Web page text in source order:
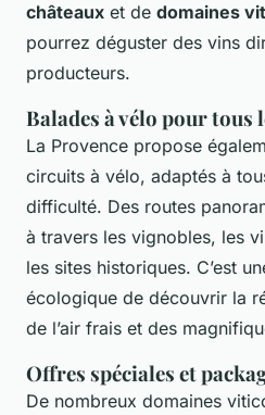
châteaux et de domaines
pourrez déguster des vins
producteurs.
Balades à vélo pour tous
La Provence propose
circuits à vélo, adaptés à
difficulté. Des routes
à travers les vignobles, les
les sites historiques. C’est
écologique de découvrir la
de l’air frais et des
Offres spéciales et
De nombreux domaines